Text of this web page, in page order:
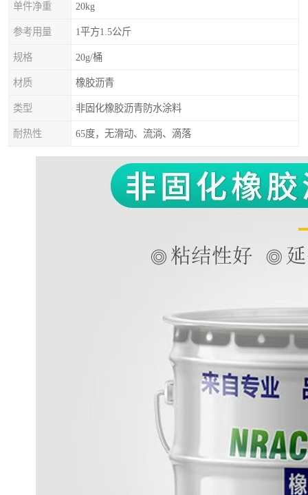
单件净重 20kg
参考用量 1平方1.5公斤
规格 20g/桶
材质 橡胶沥青
类型 非固化橡胶沥青防水涂料
耐热性 65度，无滑动、流淌、滴落